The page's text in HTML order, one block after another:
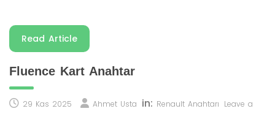
Read Article
Fluence Kart Anahtar
29 Kas 2025 Ahmet Usta in: Renault Anahtarı Leave a